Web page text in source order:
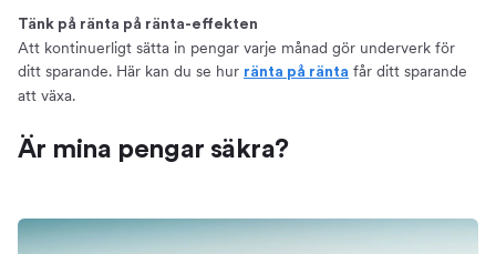
Tänk på ränta på ränta-effekten
Att kontinuerligt sätta in pengar varje månad gör underverk för
ditt sparande. Här kan du se hur ränta på ränta får ditt sparande
att växa.
Är mina pengar säkra?